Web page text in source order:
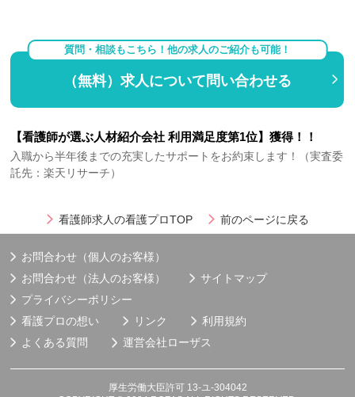
質問・相談もこちら！他の求人のご紹介も可能！
（無料）求人について問い合わせる
【看護師が選ぶ人材紹介会社 利用満足度第1位】獲得！！
入職から半年後までの充実したサポートをお約束します！（実査委
託先：楽天リサーチ）
看護師求人の看護プロTOP 前のページに戻る
お問合わせ（個人のお客様）
お問合わせ（法人のお客様）
サイトマップ
プライバシーポリシー
看護プロの想い
リンク
利用規約
よくある質問
運営会社ローザス
厚生労働大臣許可 13-ユ-304042